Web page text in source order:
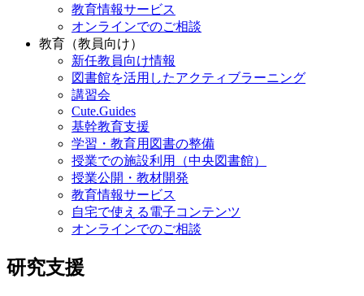
教育情報サービス
オンラインでのご相談
教育（教員向け）
新任教員向け情報
図書館を活用したアクティブラーニング
講習会
Cute.Guides
基幹教育支援
学習・教育用図書の整備
授業での施設利用（中央図書館）
授業公開・教材開発
教育情報サービス
自宅で使える電子コンテンツ
オンラインでのご相談
研究支援